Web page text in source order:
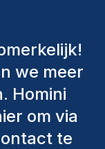
aan te
hebben